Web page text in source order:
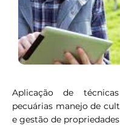
Aplicação de
pecuárias manejo de
e gestão de